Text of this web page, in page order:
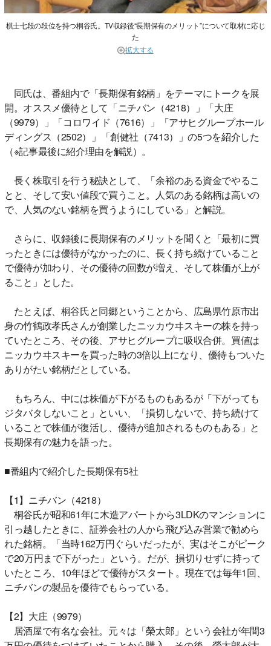
棋士七段の段位を持つ桐谷氏。TV収録後“長期保有のメリット”について取材に応じ
た
拡大する
同氏は、番組内で「長期保有銘柄」をテーマにトークを展
開。オススメ優待として「ニチバン（4218）」「大庄
（9979）」「コロワイド（7616）」「アサヒグループホール
ディングス（2502）」「創健社（7413）」の5つを紹介した
（※記事最後に紹介理由を解説）。
長く株取引を行う秘訣として、「余裕のある資金でやるこ
とと、そして安い値段で買うこと。人気のある銘柄は高いの
で、人気のない銘柄を買うようにしている」と解説。
さらに、収録後に長期保有のメリットを聞くと「最初に買
ったときには優待がなかったのに、長く持ち続けていること
で優待が加わり、その優待の回数が増え、そして株価が上が
ること」とした。
たとえば、桐谷氏と同郷ということから、広島県竹原市出
身の竹鶴政孝氏さんが創業したニッカウヰスキーの株を持っ
ていたところ、その後、アサヒグループに吸収合併。買値は
ニッカウヰスキーを買った時の3倍以上になり、優待もついた
ありがたい銘柄だとしている。
もちろん、中には株価が下がるものもあるが「下がっても
ジタバタしないこと」といい、「損切しないで、持ち続けて
いることで株価が復活し、優待が追加されるものもある」と
長期保有の魅力を語った。
■番組内で紹介した長期保有5社
【1】ニチバン（4218）
桐谷氏が昭和61年に木造アパートから3LDKのマンションに
引っ越したときに、証券会社の人から飛び込み営業で勧めら
れた銘柄。「当時162万円ぐらいだったが、実はそこがピーク
で20万円まで下がった」という。だが、損切りせずに持って
いたところ、10年ほどで優待がスタート。現在では毎年1回、
ニチバンの製品を優待でもらっている。
【2】大庄（9979）
居酒屋で有名な会社。元々は「榮太郎」という会社が年間3